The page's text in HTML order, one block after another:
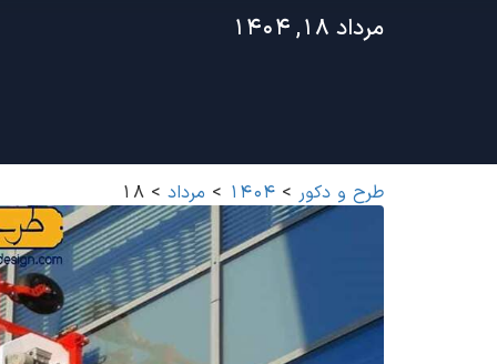
مرداد 18, 1404
طرح و دکور >
1404
> مرداد >
18